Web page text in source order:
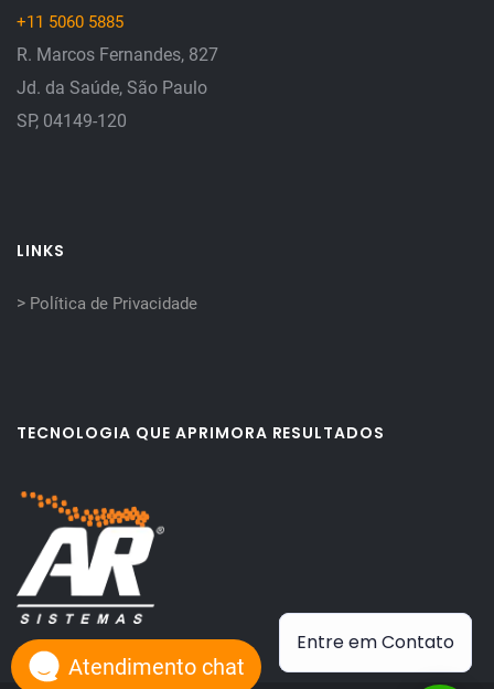
+11 5060 5885
R. Marcos Fernandes, 827
Jd. da Saúde, São Paulo
SP, 04149-120
LINKS
> Política de Privacidade
TECNOLOGIA QUE APRIMORA RESULTADOS
Entre em Contato
Atendimento chat